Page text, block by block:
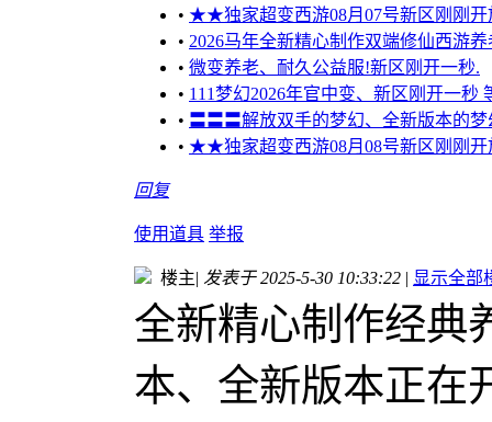
• ★★独家超变西游08月07号新区刚刚
• 2026马年全新精心制作双端修仙西游
• 微变养老、耐久公益服!新区刚开一秒.
• 111梦幻2026年官中变、新区刚开一秒
• 〓〓〓解放双手的梦幻、全新版本的梦
• ★★独家超变西游08月08号新区刚刚
回复
使用道具 举报
楼主| 发表于 2025-5-30 10:33:22 | 显示全部
全新精心制作经典
本、全新版本正在